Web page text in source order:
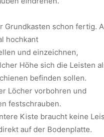
Grundkasten schon fertig.
hochkant
und einzeichnen,
Höhe sich die Leisten
befinden sollen.
Löcher vorbohren und
festschrauben.
Kiste braucht keine
auf der Bodenplatte.